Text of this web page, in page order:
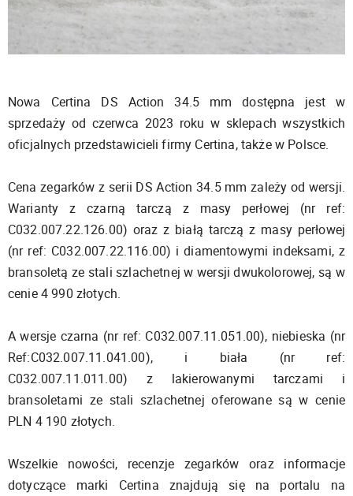
Nowa Certina DS Action 34.5 mm dostępna jest w
sprzedaży od czerwca 2023 roku w sklepach wszystkich
oficjalnych przedstawicieli firmy Certina, także w Polsce.
Cena zegarków z serii DS Action 34.5 mm zależy od wersji.
Warianty z czarną tarczą z masy perłowej (nr ref:
C032.007.22.126.00) oraz z białą tarczą z masy perłowej
(nr ref: C032.007.22.116.00) i diamentowymi indeksami, z
bransoletą ze stali szlachetnej w wersji dwukolorowej, są w
cenie 4 990 złotych.
A wersje czarna (nr ref: C032.007.11.051.00), niebieska (nr
Ref:C032.007.11.041.00), i biała (nr ref:
C032.007.11.011.00) z lakierowanymi tarczami i
bransoletami ze stali szlachetnej oferowane są w cenie
PLN 4 190 złotych.
Wszelkie nowości, recenzje zegarków oraz informacje
dotyczące marki Certina znajdują się na portalu na